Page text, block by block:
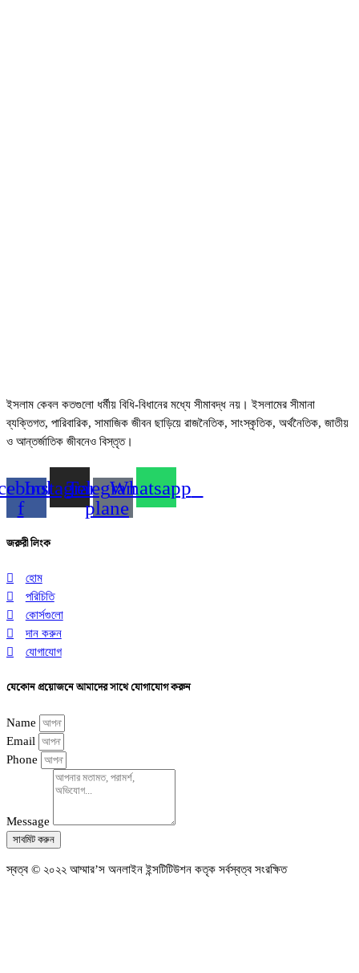
ইসলাম কেবল কতগুলো ধর্মীয় বিধি-বিধানের মধ্যে সীমাবদ্ধ নয়। ইসলামের সীমানা
ব্যক্তিগত, পারিবারিক, সামাজিক জীবন ছাড়িয়ে রাজনৈতিক, সাংস্কৃতিক, অর্থনৈতিক, জাতীয়
ও আন্তর্জাতিক জীবনেও বিস্তৃত।
f
InstagramTelegram-
plane
Whatsapp
জরুরী লিংক
হোম
পরিচিতি
কোর্সগুলো
দান করুন
যোগাযোগ
যেকোন প্রয়োজনে আমাদের সাথে যোগাযোগ করুন
Name
Email
Phone
Message
সাবমিট করুন
স্বত্ব © ২০২২ আম্মার’স অনলাইন ইন্সটিটিউশন কতৃক সর্বস্বত্ব সংরক্ষিত